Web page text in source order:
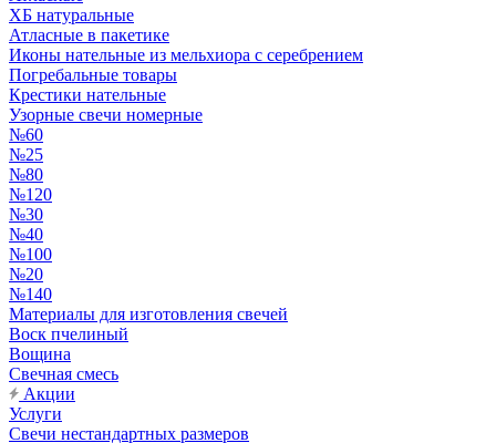
ХБ натуральные
Атласные в пакетике
Иконы нательные из мельхиора с серебрением
Погребальные товары
Крестики нательные
Узорные свечи номерные
№60
№25
№80
№120
№30
№40
№100
№20
№140
Материалы для изготовления свечей
Воск пчелиный
Вощина
Свечная смесь
Акции
Услуги
Свечи нестандартных размеров